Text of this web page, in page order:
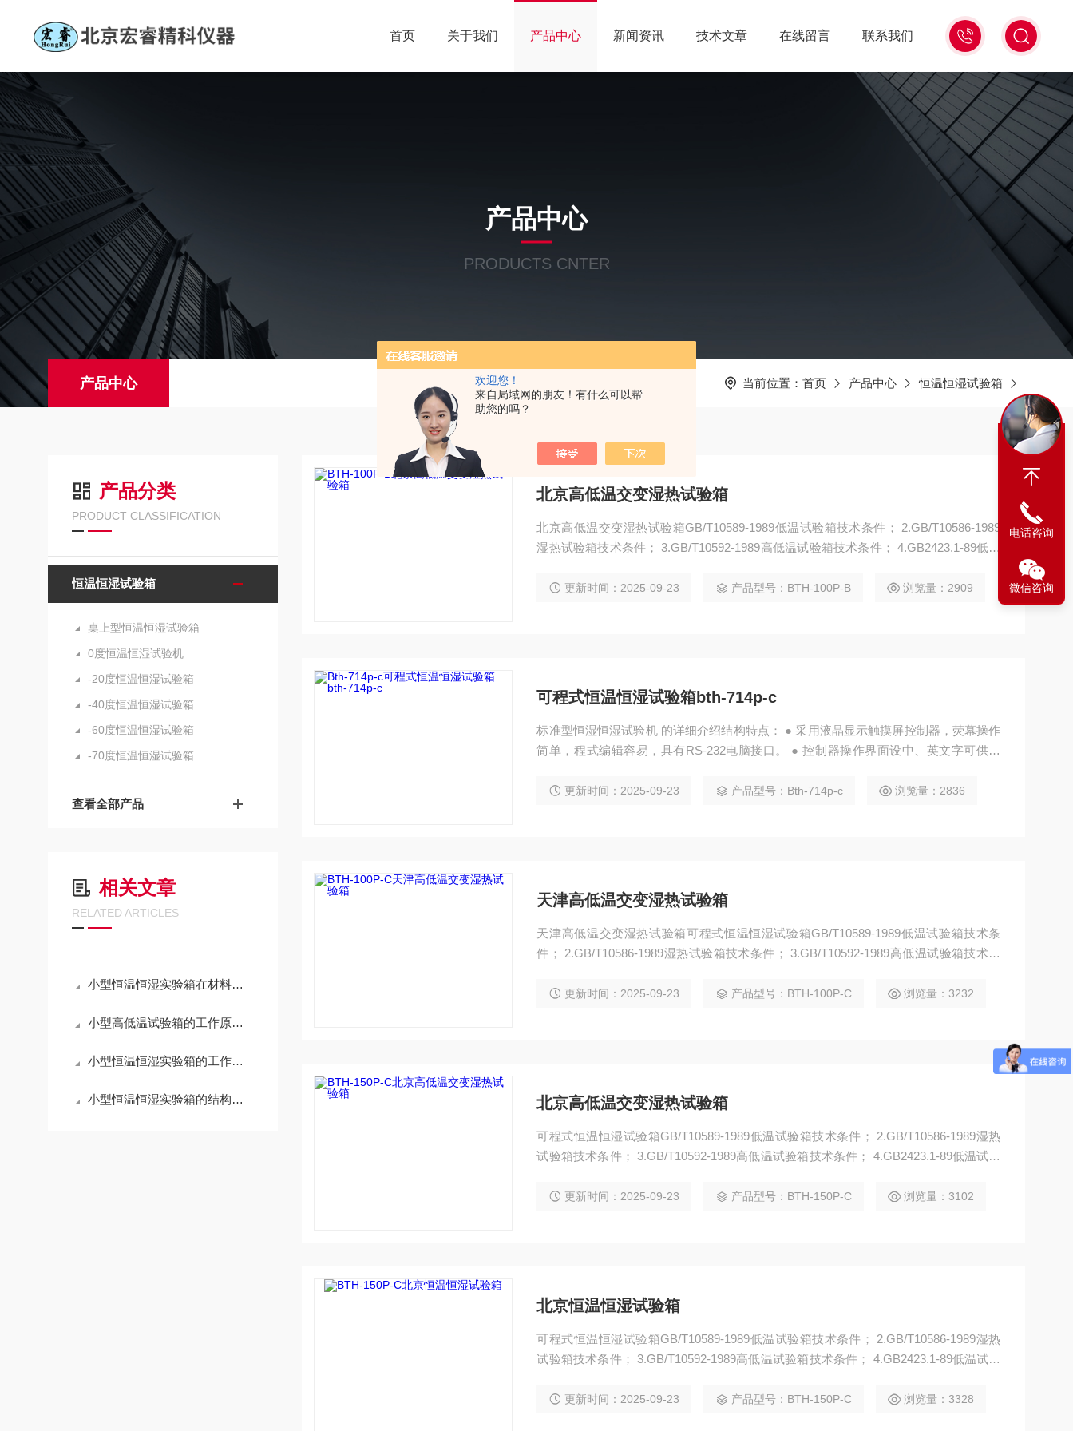
欢迎您！
来自局域网的朋友！有什么可以帮
助您的吗？
13439477936
首页 关于我们 产品中心 新闻资讯 技术文章 在线留言 联系我们
产品中心
PRODUCTS CNTER
产品中心 当前位置： 首页 产品中心 恒温恒湿试验箱
产品分类
PRODUCT CLASSIFICATION
恒温恒湿试验箱
桌上型恒温恒湿试验箱
0度恒温恒湿试验机
-20度恒温恒湿试验箱
-40度恒温恒湿试验箱
-60度恒温恒湿试验箱
-70度恒温恒湿试验箱
查看全部产品
相关文章
RELATED ARTICLES
小型恒温恒湿实验箱在材料可靠性测试中的应用
小型高低温试验箱的工作原理与温度循环测试应用
小型恒温恒湿实验箱的工作原理与功能分析
小型恒温恒湿实验箱的结构包括哪些部分？
北京高低温交变湿热试验箱
北京高低温交变湿热试验箱GB/T10589-1989低温试验箱技术条件； 2.GB/T10586-1989
湿热试验箱技术条件； 3.GB/T10592-1989高低温试验箱技术条件； 4.GB2423.1-89低温
更新时间：2025-09-23 产品型号：BTH-100P-B 浏览量：2909
可程式恒温恒湿试验箱bth-714p-c
标准型恒湿恒湿试验机 的详细介绍结构特点： ● 采用液晶显示触摸屏控制器，荧幕操作
简单，程式编辑容易，具有RS-232电脑接口。 ● 控制器操作界面设中、英文字可供选
3。 ●箱体内外部材质采用不锈钢板（SUS#304），外部施于粉体烤漆，防静电以及增加
更新时间：2025-09-23 产品型号：Bth-714p-c 浏览量：2836
天津高低温交变湿热试验箱
天津高低温交变湿热试验箱可程式恒温恒湿试验箱GB/T10589-1989低温试验箱技术条
件； 2.GB/T10586-1989湿热试验箱技术条件； 3.GB/T10592-1989高低温试验箱技术条
更新时间：2025-09-23 产品型号：BTH-100P-C 浏览量：3232
北京高低温交变湿热试验箱
可程式恒温恒湿试验箱GB/T10589-1989低温试验箱技术条件； 2.GB/T10586-1989湿热
试验箱技术条件； 3.GB/T10592-1989高低温试验箱技术条件； 4.GB2423.1-89低温试验
更新时间：2025-09-23 产品型号：BTH-150P-C 浏览量：3102
北京恒温恒湿试验箱
可程式恒温恒湿试验箱GB/T10589-1989低温试验箱技术条件； 2.GB/T10586-1989湿热
试验箱技术条件； 3.GB/T10592-1989高低温试验箱技术条件； 4.GB2423.1-89低温试验
更新时间：2025-09-23 产品型号：BTH-150P-C 浏览量：3328
电话咨询
微信咨询